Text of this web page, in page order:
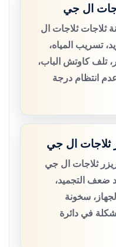
ال جي
ثلاجات ثلاجات ال
تسريب المياه،
تلف كاوتش الباب،
انتظام درجة
ثلاجات ال جي
ثلاجات ال جي
ضعف التجميد،
سخونة
في دائرة